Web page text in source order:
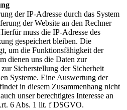
der IP-Adresse durch das System
der Website an den Rechner
muss die IP-Adresse des
gespeichert bleiben. Die
um die Funktionsfähigkeit der
dienen uns die Daten zur
Sicherstellung der Sicherheit
Systeme. Eine Auswertung der
in diesem Zusammenhang nicht
unser berechtigtes Interesse an
6 Abs. 1 lit. f DSGVO.